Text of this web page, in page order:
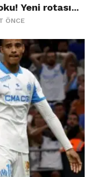
Yeni rotası...
ÖNCE